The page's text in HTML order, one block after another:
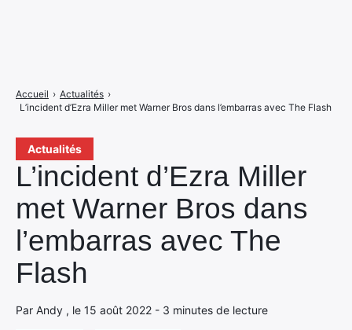
Actualités
L’incident d’Ezra Miller
met Warner Bros dans
l’embarras avec The
Flash
Par Andy , le 15 août 2022 - 3 minutes de lecture
Accueil › Actualités ›
L’incident d’Ezra Miller met Warner Bros dans l’embarras avec The Flash